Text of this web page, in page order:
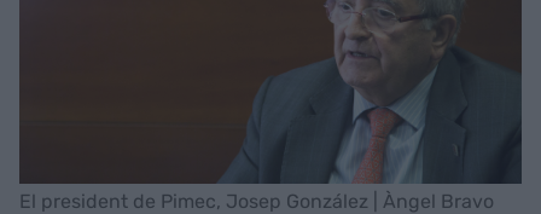
El president de Pimec, Josep González | Àngel Bravo